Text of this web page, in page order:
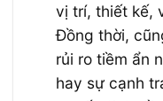
vị trí, thiết kế,
Đồng thời,
rủi ro tiềm ẩn
hay sự cạnh